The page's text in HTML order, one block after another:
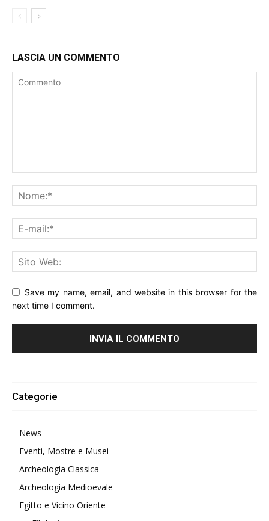
LASCIA UN COMMENTO
Save my name, email, and website in this browser for the
next time I comment.
Categorie
News
Eventi, Mostre e Musei
Archeologia Classica
Archeologia Medioevale
Egitto e Vicino Oriente